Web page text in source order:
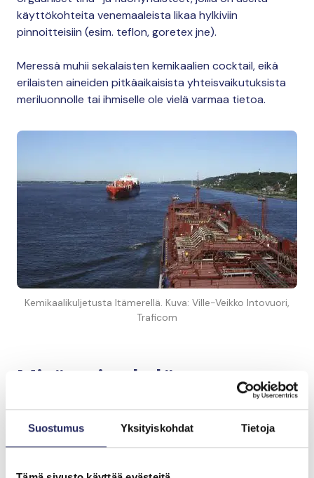
Suostumus Yksityiskohdat Tietoja
käyttökohteita venemaaleista likaa hylkiviin
pinnoitteisiin (esim. teflon, goretex jne).
Meressä muhii sekalaisten kemikaalien cocktail, eikä
erilaisten aineiden pitkäaikaisista yhteisvaikutuksista
meriluonnolle tai ihmiselle ole vielä varmaa tietoa.
Kemikaalikuljetusta Itämerellä. Kuva: Ville-Veikko Intovuori,
Traficom
Mitä voi tehdä meren
saastumisen
vähentämiseksi?